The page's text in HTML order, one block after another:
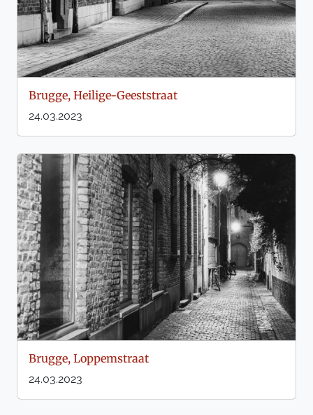
Brugge, Heilige-Geeststraat
24.03.2023
Brugge, Loppemstraat
24.03.2023